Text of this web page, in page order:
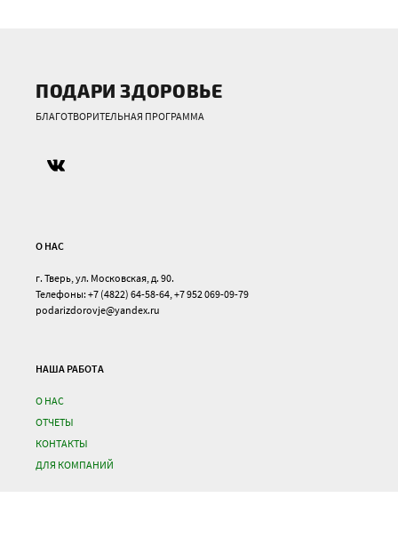
ПОДАРИ ЗДОРОВЬЕ
БЛАГОТВОРИТЕЛЬНАЯ ПРОГРАММА
О НАС
г. Тверь, ул. Московская, д. 90.
Телефоны: +7 (4822) 64-58-64, +7 952 069-09-79
podarizdorovje@yandex.ru
НАША РАБОТА
О НАС
ОТЧЕТЫ
КОНТАКТЫ
ДЛЯ КОМПАНИЙ